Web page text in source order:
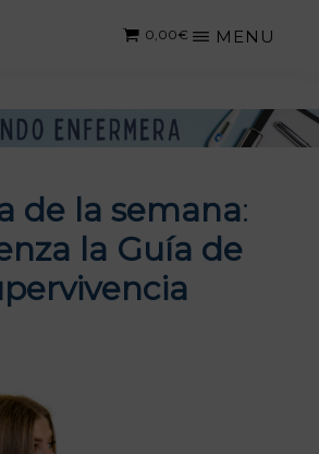
MENU
0,00€
de la semana:
la Guía de